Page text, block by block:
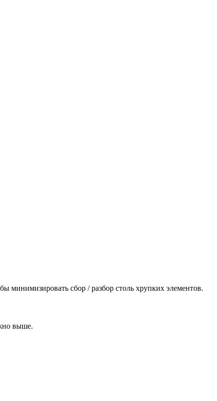
минимизировать сбор / разбор столь хрупких элементов.
выше.